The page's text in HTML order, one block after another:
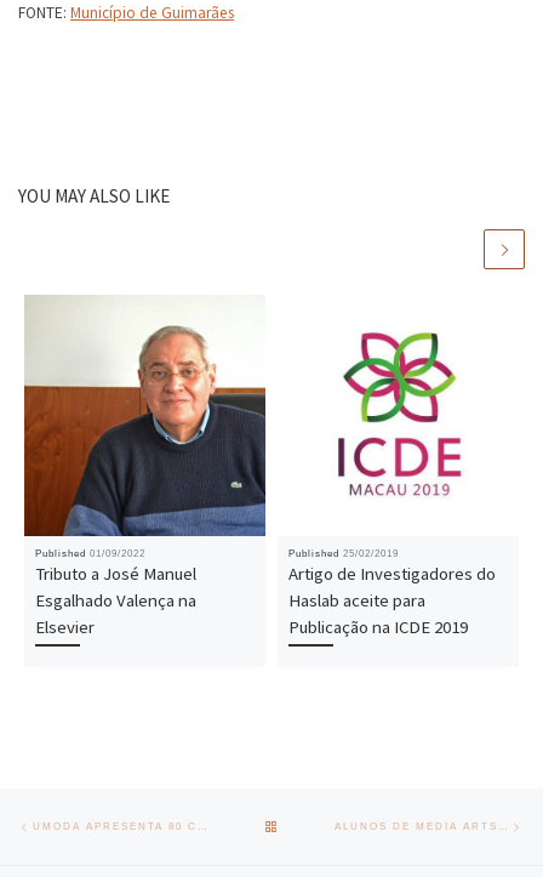
FONTE: Município de Guimarães
YOU MAY ALSO LIKE
Published 01/09/2022
Tributo a José Manuel
Esgalhado Valença na
Elsevier
Published 25/02/2019
Artigo de Investigadores do
Haslab aceite para
Publicação na ICDE 2019
Post navigation UMODA APRESENTA 80 CRIAÇÕES EM DESFILE NO INSTITUTO DE DESIGN DE GUIMARÃES BACK TO POST LIST ALUNOS DE MEDIA ARTS EXPÕEM TRABALHOS NA GALERIA DO PAÇO